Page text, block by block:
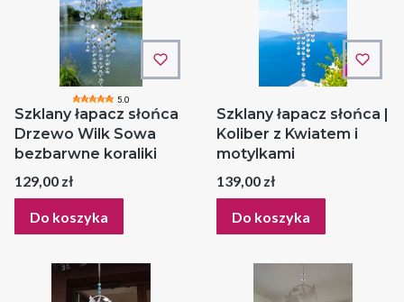
5.0
Szklany łapacz słońca
Drzewo Wilk Sowa
bezbarwne koraliki
Cena
129,00 zł
Do koszyka
Szklany łapacz słońca |
Koliber z Kwiatem i
motylkami
Cena
139,00 zł
Do koszyka